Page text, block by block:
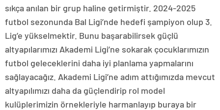
sıkça anılan bir grup haline getirmiştir. 2024-2025
futbol sezonunda Bal Ligi’nde hedefi şampiyon olup 3.
Lig’e yükselmektir. Bunu başarabilirsek güçlü
altyapılarımızı Akademi Ligi’ne sokarak çocuklarımızın
futbol geleceklerini daha iyi planlama yapmalarını
sağlayacağız. Akademi Ligi’ne adım attığımızda mevcut
altyapılımızı daha da güçlendirip rol model
kulüplerimizin örnekleriyle harmanlayıp buraya bir